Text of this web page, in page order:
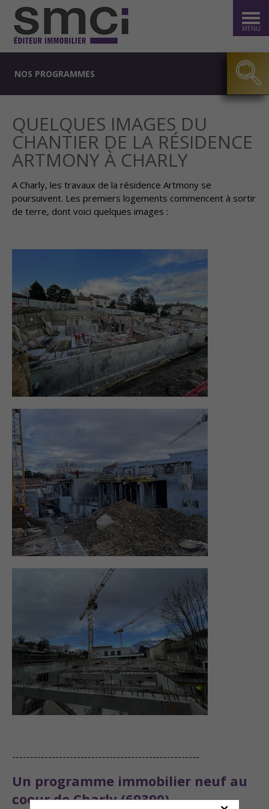
MENU
NOS PROGRAMMES
QUELQUES IMAGES DU
CHANTIER DE LA RÉSIDENCE
ARTMONY À CHARLY
A Charly, les travaux de la résidence Artmony se
poursuivent. Les premiers logements commencent à sortir
de terre, dont voici quelques images :
----------------------------------------------------
Un programme immobilier neuf au
coeur de Charly (69390)